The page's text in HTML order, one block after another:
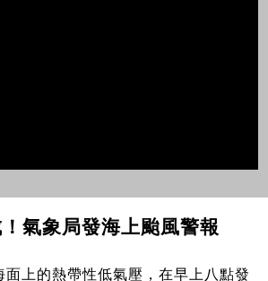
氣象局發海上颱風警報
面上的熱帶性低氣壓，在早上八點發